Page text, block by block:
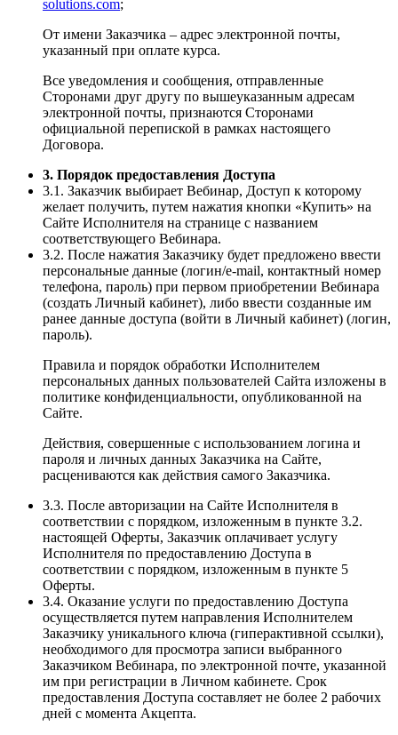
solutions.com;
От имени Заказчика – адрес электронной почты,
указанный при оплате курса.
Все уведомления и сообщения, отправленные
Сторонами друг другу по вышеуказанным адресам
электронной почты, признаются Сторонами
официальной перепиской в рамках настоящего
Договора.
3. Порядок предоставления Доступа
3.1. Заказчик выбирает Вебинар, Доступ к которому
желает получить, путем нажатия кнопки «Купить» на
Сайте Исполнителя на странице с названием
соответствующего Вебинара.
3.2. После нажатия Заказчику будет предложено ввести
персональные данные (логин/e-mail, контактный номер
телефона, пароль) при первом приобретении Вебинара
(создать Личный кабинет), либо ввести созданные им
ранее данные доступа (войти в Личный кабинет) (логин,
пароль).
Правила и порядок обработки Исполнителем
персональных данных пользователей Сайта изложены в
политике конфиденциальности, опубликованной на
Сайте.
Действия, совершенные с использованием логина и
пароля и личных данных Заказчика на Сайте,
расцениваются как действия самого Заказчика.
3.3. После авторизации на Сайте Исполнителя в
соответствии с порядком, изложенным в пункте 3.2.
настоящей Оферты, Заказчик оплачивает услугу
Исполнителя по предоставлению Доступа в
соответствии с порядком, изложенным в пункте 5
Оферты.
3.4. Оказание услуги по предоставлению Доступа
осуществляется путем направления Исполнителем
Заказчику уникального ключа (гиперактивной ссылки),
необходимого для просмотра записи выбранного
Заказчиком Вебинара, по электронной почте, указанной
им при регистрации в Личном кабинете. Срок
предоставления Доступа составляет не более 2 рабочих
дней с момента Акцепта.